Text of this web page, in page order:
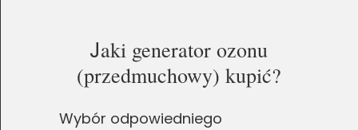
Jaki generator ozonu
(przedmuchowy) kupić?
Wybór odpowiedniego